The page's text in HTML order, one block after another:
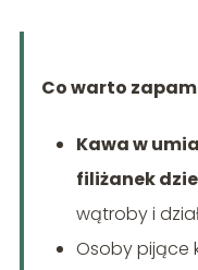
Co warto
Kawa w
filiżanek
wątroby i
Osoby pijące